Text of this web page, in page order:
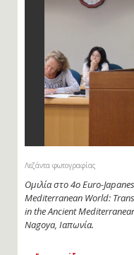
Λεζάντα φωτογραφίας
Ομιλία στο 4ο Euro-
Mediterranean World:
in the Ancient
Nagoya, Ιαπωνία.